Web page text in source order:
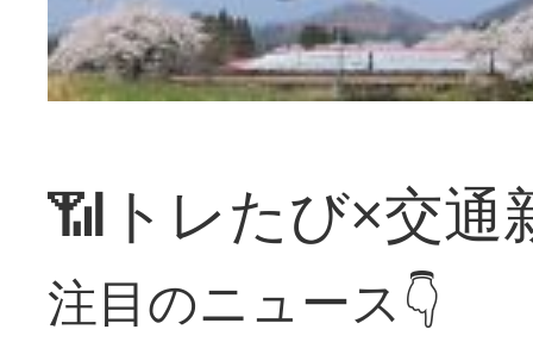
📶トレたび×交通
注目のニュース👇